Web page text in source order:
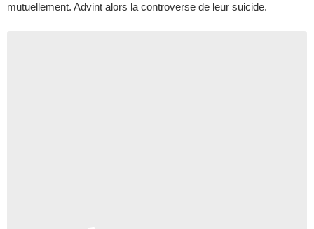
mutuellement. Advint alors la controverse de leur suicide.